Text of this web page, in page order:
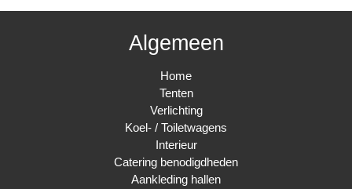
Algemeen
Home
Tenten
Verlichting
Koel- / Toiletwagens
Interieur
Catering benodigdheden
Aankleding hallen